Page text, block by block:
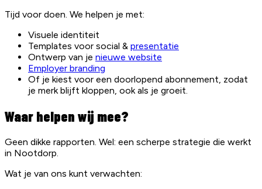
Tijd voor doen. We helpen je met:
Visuele identiteit
Templates voor social & presentatie
Ontwerp van je nieuwe website
Employer branding
Of je kiest voor een doorlopend abonnement, zodat
je merk blijft kloppen, ook als je groeit.
Waar helpen wij mee?
Geen dikke rapporten. Wel: een scherpe strategie die werkt
in Nootdorp.
Wat je van ons kunt verwachten: